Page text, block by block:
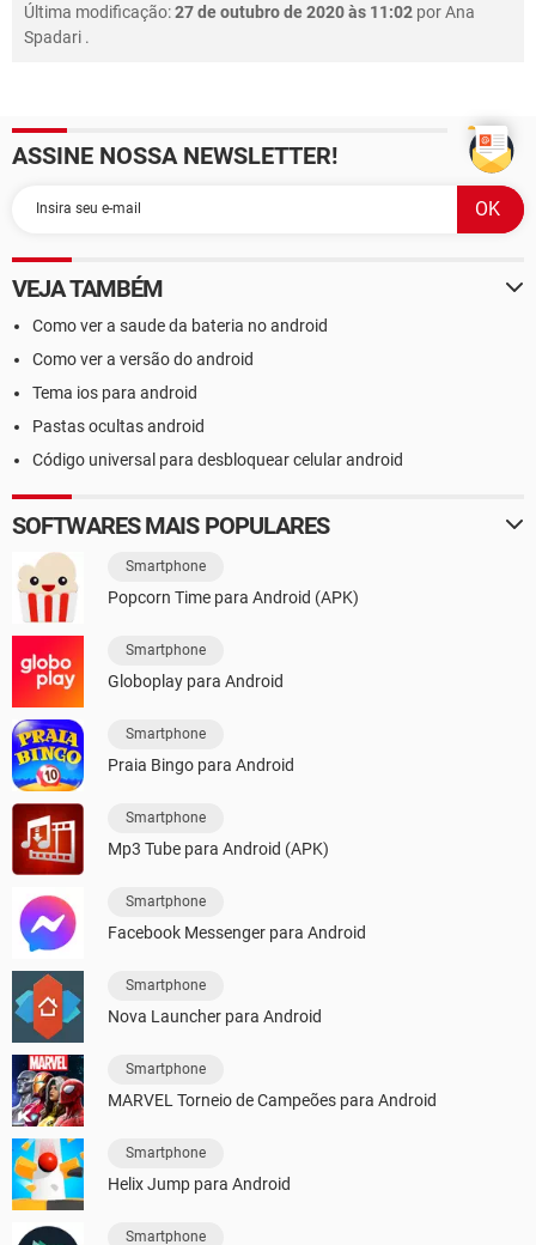
Última modificação:27 de outubro de 2020 às 11:02 porAna
Spadari .
ASSINE NOSSA NEWSLETTER!
VEJA TAMBÉM
Como ver a saude da bateria no android
Como ver a versão do android
Tema ios para android
Pastas ocultas android
Código universal para desbloquear celular android
SOFTWARES MAIS POPULARES
Smartphone
Popcorn Time para Android (APK)
Smartphone
Globoplay para Android
Smartphone
Praia Bingo para Android
Smartphone
Mp3 Tube para Android (APK)
Smartphone
Facebook Messenger para Android
Smartphone
Nova Launcher para Android
Smartphone
MARVEL Torneio de Campeões para Android
Smartphone
Helix Jump para Android
Smartphone